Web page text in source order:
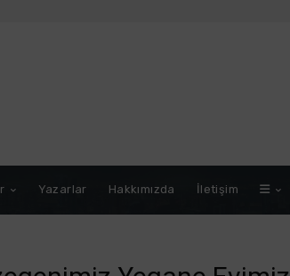
Yazarlar Hakkımızda İletişim